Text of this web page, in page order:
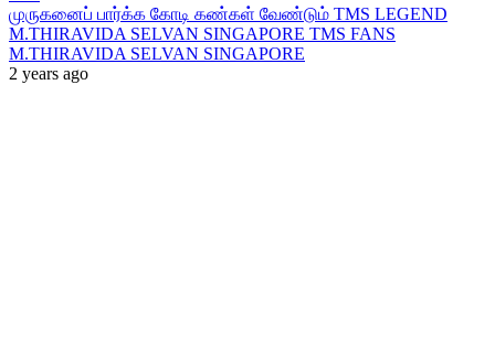
முருகனைப் பார்க்க கோடி கண்கள் வேண்டும் TMS LEGEND
M.THIRAVIDA SELVAN SINGAPORE TMS FANS
M.THIRAVIDA SELVAN SINGAPORE
2 years ago